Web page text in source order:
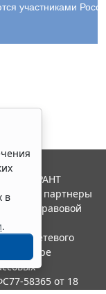
участниками
в
.
ГАРАНТ
и ее партнеры
правовой
сетевого
в сфере
58365 от 18